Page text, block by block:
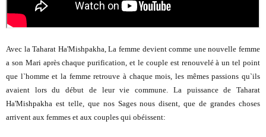
Avec la Taharat Ha'Mishpakha, La femme devient comme une nouvelle femme
a son Mari après chaque purification, et le couple est renouvelé à un tel point
que l`homme et la femme retrouve à chaque mois, les mêmes passions qu`ils
avaient lors du début de leur vie commune. La puissance de Taharat
Ha'Mishpakha est telle, que nos Sages nous disent, que de grandes choses
arrivent aux femmes et aux couples qui obéissent: